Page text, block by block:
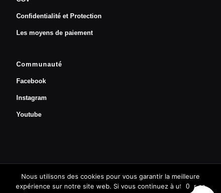
Confidentialité et Protection
Les moyens de paiement
Communauté
Facebook
Instagram
Youtube
Prendre un rendez-vous 0
Nous utilisons des cookies pour vous garantir la meilleure
expérience sur notre site web. Si vous continuez à utiliser ce